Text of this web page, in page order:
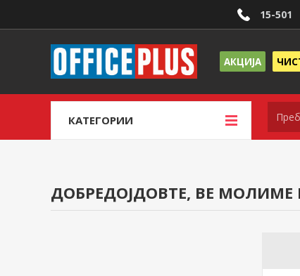
15-501
АКЦИЈА
КАТЕГОРИИ
ДОБРЕДОЈДОВТЕ, ВЕ МОЛИМЕ